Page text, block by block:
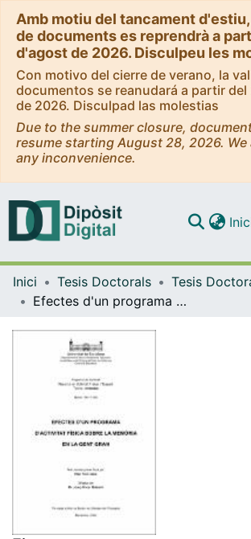
Amb motiu del tancament
de documents es reprendrà a
d'agost de 2026. Disculpeu les
Con motivo del cierre de verano, la
documentos se reanudará a partir
de 2026. Disculpad las molestias
Due to the summer closure,
resume starting August 28, 2026.
any inconvenience.
Navega per
Inici Tesis Doctorals
Efectes d'un programa d'activitat física sobre la memòria en la gent gran